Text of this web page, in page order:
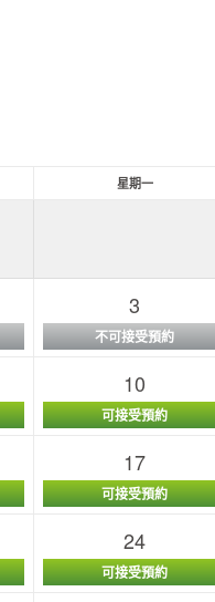
星期一
3
不可接受預約
10
可接受預約
17
可接受預約
24
可接受預約